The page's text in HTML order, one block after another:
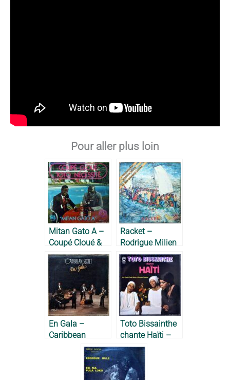
Pour aller plus loin
Mitan Gato A –
Coupé Cloué &
Toto Nécessité,
1982
Racket –
Rodrigue Milien
et son Coumbite
Créole, 1980
En Gala –
Caribbean
Sextet, 1980
Toto Bissainthe
chante Haïti –
Toto Bissainthe,
1977